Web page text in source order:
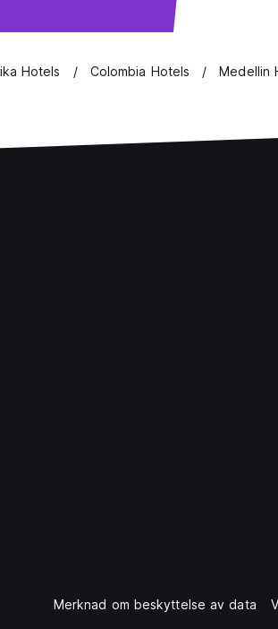
Hotels Colombia Hotels Medellin
Merknad om beskyttelse av data